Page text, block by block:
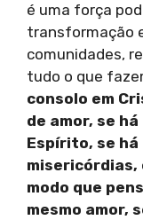
é uma força
transformação
comunidades,
tudo o que
consolo em
de amor, se
Espírito, se
misericórdias,
modo que
mesmo amor,